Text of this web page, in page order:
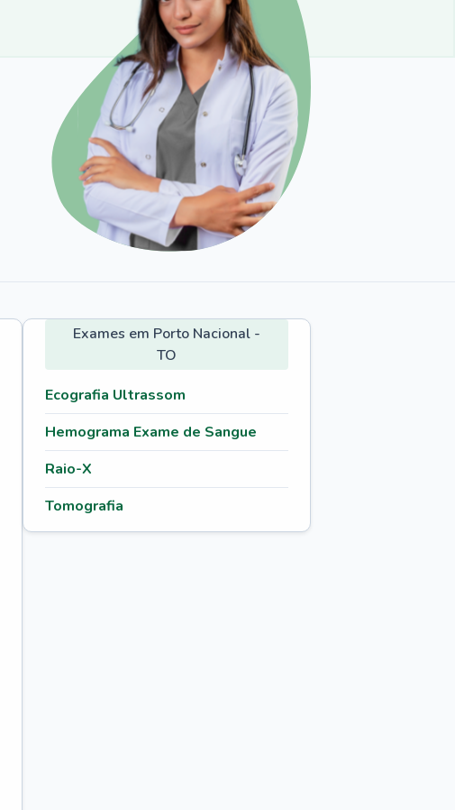
Exames em Porto Nacional -
TO
Ecografia Ultrassom
Hemograma Exame de Sangue
Raio-X
Tomografia